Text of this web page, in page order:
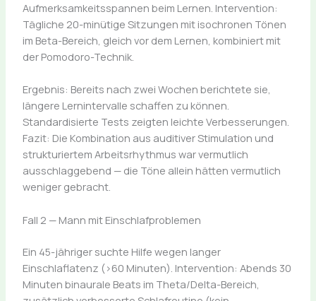
Aufmerksamkeitsspannen beim Lernen. Intervention:
Tägliche 20-minütige Sitzungen mit isochronen Tönen
im Beta-Bereich, gleich vor dem Lernen, kombiniert mit
der Pomodoro-Technik.
Ergebnis: Bereits nach zwei Wochen berichtete sie,
längere Lernintervalle schaffen zu können.
Standardisierte Tests zeigten leichte Verbesserungen.
Fazit: Die Kombination aus auditiver Stimulation und
strukturiertem Arbeitsrhythmus war vermutlich
ausschlaggebend — die Töne allein hätten vermutlich
weniger gebracht.
Fall 2 — Mann mit Einschlafproblemen
Ein 45-jähriger suchte Hilfe wegen langer
Einschlaflatenz (>60 Minuten). Intervention: Abends 30
Minuten binaurale Beats im Theta/Delta-Bereich,